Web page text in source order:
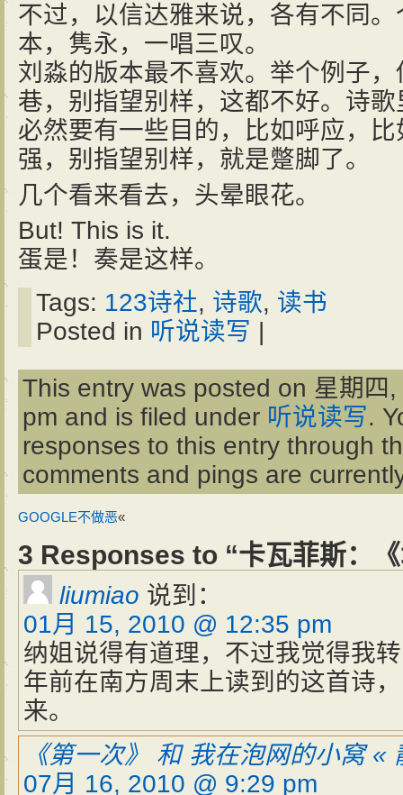
不过，以信达雅来说，各有不同
本，隽永，一唱三叹。
刘淼的版本最不喜欢。举个例子
巷，别指望别样，这都不好。诗
必然要有一些目的，比如呼应，
强，别指望别样，就是蹩脚了。
几个看来看去，头晕眼花。
But! This is it.
蛋是！奏是这样。
Tags: 123诗社, 诗歌, 读书
Posted in 听说读写 |
This entry was posted on 星期
pm and is filed under 听说读写.
responses to this entry through
comments and pings are
GOOGLE不做恶«
3 Responses to “卡瓦菲斯：
liumiao 说到：
01月 15, 2010 @ 12:35 pm
纳姐说得有道理，不过我觉得我
年前在南方周末上读到的这首诗
来。
《第一次》 和 我在泡网的小窝 «
07月 16, 2010 @ 9:29 pm